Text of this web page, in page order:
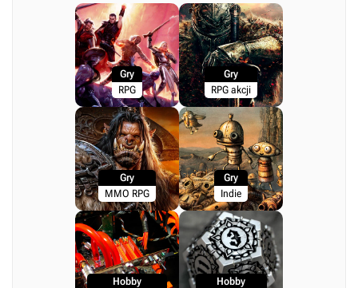
Gry
RPG
Gry
RPG akcji
Gry
MMO RPG
Gry
Indie
Hobby
Hobby